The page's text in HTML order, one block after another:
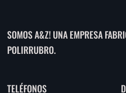
SOMOS A&Z! UNA EMPRESA
POLIRRUBRO.
TELÉFONOS